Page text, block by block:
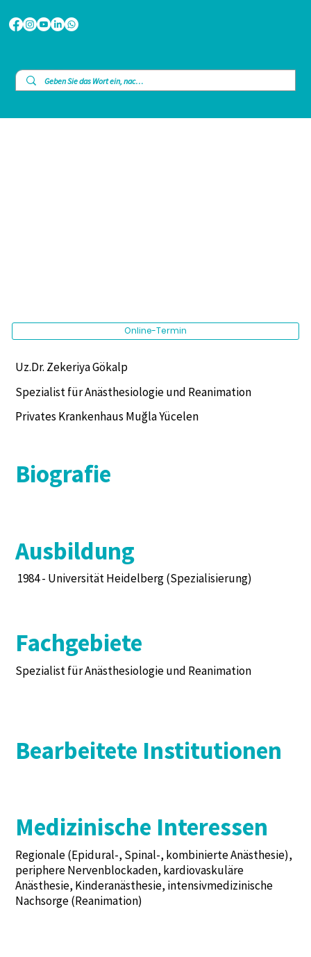
Uz.Dr. Zekeriya Gökalp
Spezialist für Anästhesiologie und Reanimation
Privates Krankenhaus Muğla Yücelen
Biografie
Ausbildung
1984 - Universität Heidelberg (Spezialisierung)
Fachgebiete
Spezialist für Anästhesiologie und Reanimation
Bearbeitete Institutionen
Medizinische Interessen
Regionale (Epidural-, Spinal-, kombinierte Anästhesie),
periphere Nervenblockaden, kardiovaskuläre
Anästhesie, Kinderanästhesie, intensivmedizinische
Nachsorge (Reanimation)
Online-Termin